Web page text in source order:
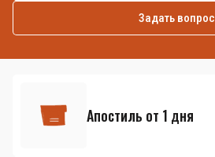
Задать вопрос
Апостиль от 1 дня